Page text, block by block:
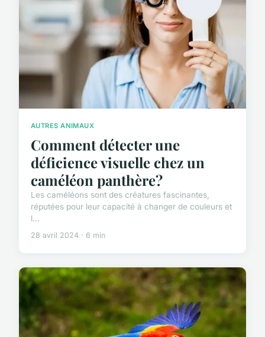
AUTRES ANIMAUX
Comment détecter une
déficience visuelle chez un
caméléon panthère?
Les caméléons sont des créatures fascinantes,
réputées pour leur capacité à changer de couleurs et
l...
28 avril 2024 · 6 min